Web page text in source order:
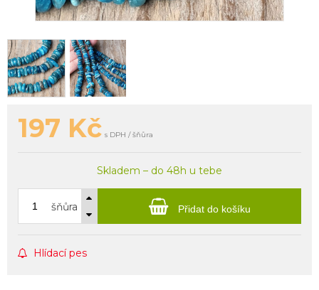
197 Kč s DPH / šňůra
Skladem – do 48h u tebe
šňůra Přidat do košíku
Hlídací pes